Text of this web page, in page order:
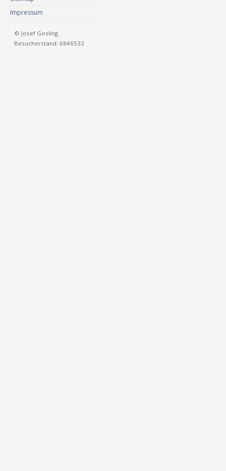
Impressum
© Josef Gosling
Besucherstand: 6846532